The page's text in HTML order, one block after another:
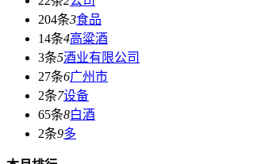
204条3食品
14条4高粱酒
3条5酒业有限公司
27条6广州市
2条7设备
65条8白酒
2条9多